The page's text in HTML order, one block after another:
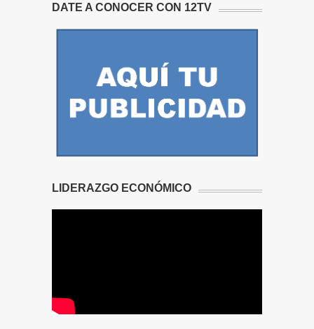
DATE A CONOCER CON 12TV
LIDERAZGO ECONÓMICO